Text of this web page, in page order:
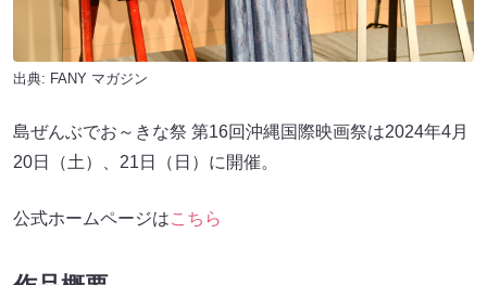
出典: FANY マガジン
島ぜんぶでお～きな祭 第16回沖縄国際映画祭は2024年4月
20日（土）、21日（日）に開催。
公式ホームページはこちら